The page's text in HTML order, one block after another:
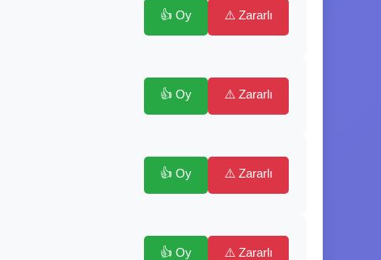
👍 Oy ⚠️ Zararlı
👍 Oy ⚠️ Zararlı
👍 Oy ⚠️ Zararlı
👍 Oy ⚠️ Zararlı